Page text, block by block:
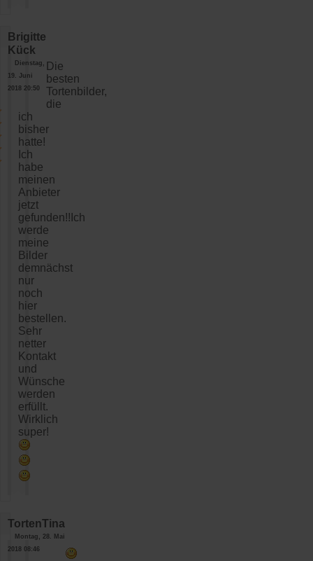
Brigitte
Kück
Dienstag,
19. Juni
2018 20:50
Die
besten
Tortenbilder,
die
ich
bisher
hatte!
Ich
habe
meinen
Anbieter
jetzt
gefunden!!Ich
werde
meine
Bilder
demnächst
nur
noch
hier
bestellen.
Sehr
netter
Kontakt
und
Wünsche
werden
erfüllt.
Wirklich
super!
TortenTina
Montag, 28. Mai
2018 08:46